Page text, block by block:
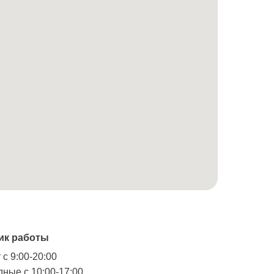
работы
9:00-20:00
с 10:00-17:00